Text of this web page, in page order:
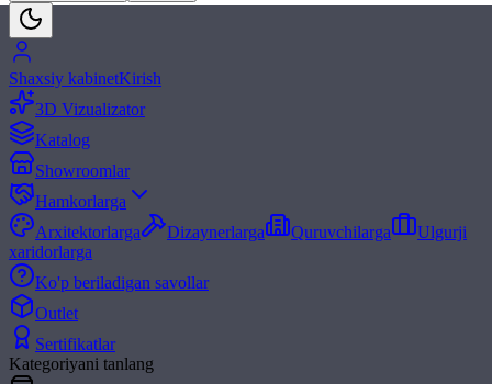
Shaxsiy kabinetKirish
3D Vizualizator
Katalog
Showroomlar
Hamkorlarga
Arxitektorlarga
Dizaynerlarga Quruvchilarga
Ulgurji
xaridorlarga
Ko'p beriladigan savollar
Outlet
Sertifikatlar
Kategoriyani tanlang